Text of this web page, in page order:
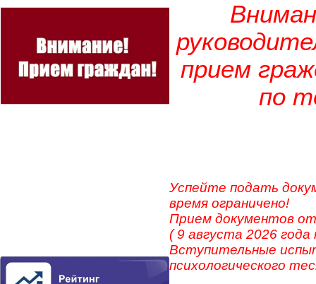
прием
по
Успейте подать
время ограничено!
Прием документов
( 9 августа 2026 года
Вступительные
психологического